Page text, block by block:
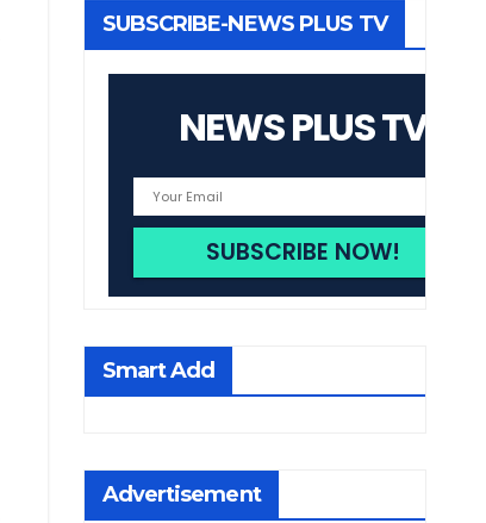
SUBSCRIBE-NEWS PLUS TV
NEWS PLUS TV
Smart Add
Advertisement